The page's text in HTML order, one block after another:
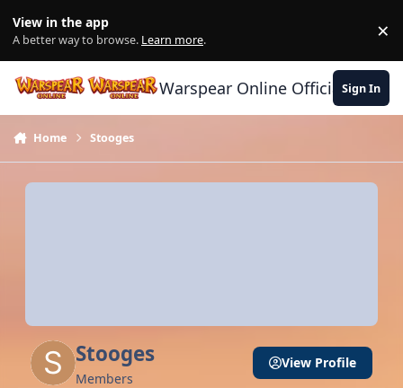
View in the app
A better way to browse. Learn more. ×
Warspear Online Official Forum
Sign In
Home Stooges
Stooges
Members
View Profile